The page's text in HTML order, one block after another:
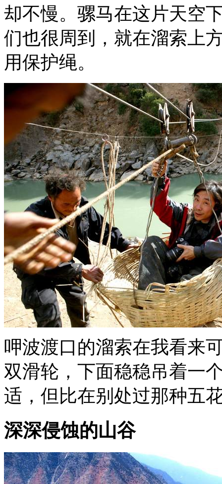
却不慢。骡马在这片天空
们也很周到，就在溜索上
用保护绳。
呷波渡口的溜索在我看来
双滑轮，下面稳稳吊着一
适，但比在别处过那种五
深深侵蚀的山谷